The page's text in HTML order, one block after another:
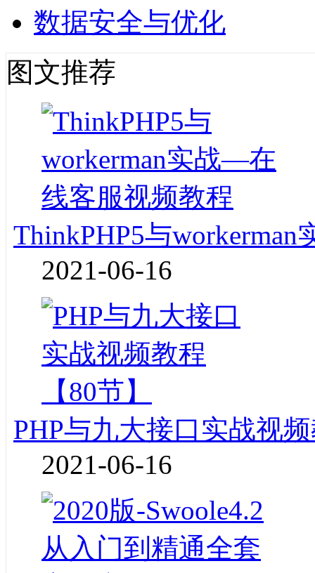
数据安全与优化
图文推荐
ThinkPHP5与
2021-06-16
PHP与九大接口实战视
2021-06-16